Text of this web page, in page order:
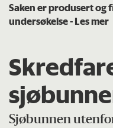
Saken er produsert og
undersøkelse- Les mer
Sjøbunnen